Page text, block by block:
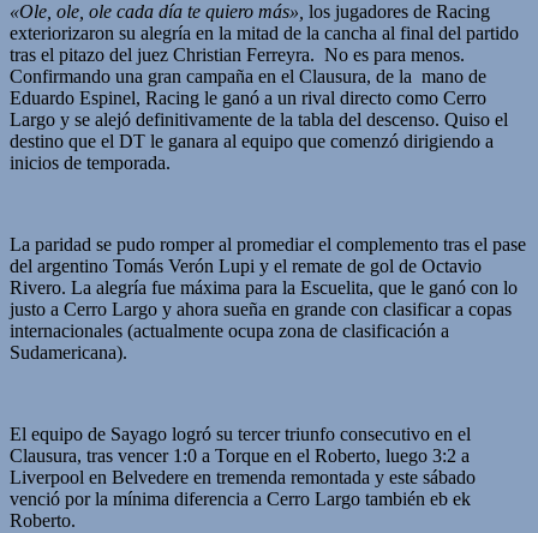
«Ole, ole, ole cada día te quiero más», los jugadores de Racing
exteriorizaron su alegría en la mitad de la cancha al final del partido
tras el pitazo del juez Christian Ferreyra. No es para menos.
Confirmando una gran campaña en el Clausura, de la mano de
Eduardo Espinel, Racing le ganó a un rival directo como Cerro
Largo y se alejó definitivamente de la tabla del descenso. Quiso el
destino que el DT le ganara al equipo que comenzó dirigiendo a
inicios de temporada.
La paridad se pudo romper al promediar el complemento tras el pase
del argentino Tomás Verón Lupi y el remate de gol de Octavio
Rivero. La alegría fue máxima para la Escuelita, que le ganó con lo
justo a Cerro Largo y ahora sueña en grande con clasificar a copas
internacionales (actualmente ocupa zona de clasificación a
Sudamericana).
El equipo de Sayago logró su tercer triunfo consecutivo en el
Clausura, tras vencer 1:0 a Torque en el Roberto, luego 3:2 a
Liverpool en Belvedere en tremenda remontada y este sábado
venció por la mínima diferencia a Cerro Largo también eb ek
Roberto.